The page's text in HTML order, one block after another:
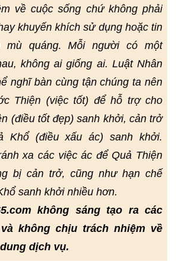
về cuộc sống chứ không phải
khuyến khích sử dụng hoặc tin
mù quáng. Mỗi người có một
không ai giống ai. Luật Nhân
nghĩ bàn cùng tận chúng ta nên
Thiện (việc tốt) để hỗ trợ cho
(điều tốt đẹp) sanh khởi, cản trở
Khổ (điều xấu ác) sanh khởi.
xa các việc ác để Quả Thiện
bị cản trở, cũng như hạn chế
sanh khởi nhiều hơn.
không sáng tạo ra các
không chịu trách nhiệm về
dịch vụ.